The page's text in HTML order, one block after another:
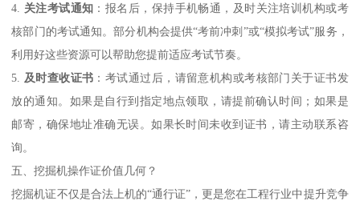
4. 关注考试通知 ：报名后，保持手机畅通，及时关注培训机构或考
核部门的考试通知。部分机构会提供“考前冲刺”或“模拟考试”服务，
利用好这些资源可以帮助您提前适应考试节奏。
5. 及时查收证书 ：考试通过后，请留意机构或考核部门关于证书发
放的通知。如果是自行到指定地点领取，请提前确认时间；如果是
邮寄，确保地址准确无误。如果长时间未收到证书，请主动联系咨
询。
五、挖掘机操作证价值几何？
挖掘机证不仅是合法上机的“通行证”，更是您在工程行业中提升竞争